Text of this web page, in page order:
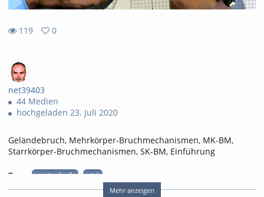
119
0
net39403
44 Medien
hochgeladen 23. Juli 2020
Geländebruch, Mehrkörper-Bruchmechanismen, MK-BM,
Starrkörper-Bruchmechanismen, SK-BM, Einführung
Tags: geotechnik
gt ii
geländebruch
Mehr anzeigen